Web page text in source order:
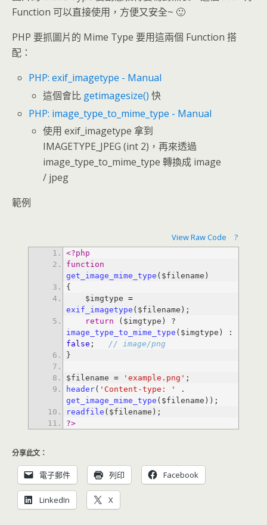
Function 可以直接使用，方便又安全~ 🙂
PHP 要抓圖片的 Mime Type 要用這兩個 Function 搭
配：
PHP: exif_imagetype - Manual
這個會比 getimagesize() 快
PHP: image_type_to_mime_type - Manual
使用 exif_imagetype 拿到
IMAGETYPE_JPEG (int 2)，再來透過
image_type_to_mime_type 轉換成 image
/ jpeg
範例
View Raw Code ?
<?php
function
get_image_mime_type
    $imgtype
=
exif_imagetype
return
image_type_to_mime_type
false ;
// image/png
$filename = 'example.png'
header( 'Content-type: '
get_image_mime_type
readfile
?>
分享此文：
電子郵件 列印 Facebook
LinkedIn X